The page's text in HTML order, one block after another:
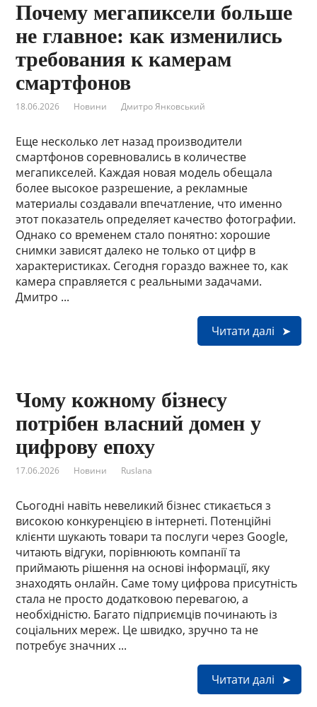
Почему мегапиксели больше
не главное: как изменились
требования к камерам
смартфонов
18.06.2026 Новини Дмитро Янковський
Еще несколько лет назад производители
смартфонов соревновались в количестве
мегапикселей. Каждая новая модель обещала
более высокое разрешение, а рекламные
материалы создавали впечатление, что именно
этот показатель определяет качество фотографии.
Однако со временем стало понятно: хорошие
снимки зависят далеко не только от цифр в
характеристиках. Сегодня гораздо важнее то, как
камера справляется с реальными задачами.
Дмитро ...
Читати далі
Чому кожному бізнесу
потрібен власний домен у
цифрову епоху
17.06.2026 Новини Ruslana
Сьогодні навіть невеликий бізнес стикається з
високою конкуренцією в інтернеті. Потенційні
клієнти шукають товари та послуги через Google,
читають відгуки, порівнюють компанії та
приймають рішення на основі інформації, яку
знаходять онлайн. Саме тому цифрова присутність
стала не просто додатковою перевагою, а
необхідністю. Багато підприємців починають із
соціальних мереж. Це швидко, зручно та не
потребує значних ...
Читати далі